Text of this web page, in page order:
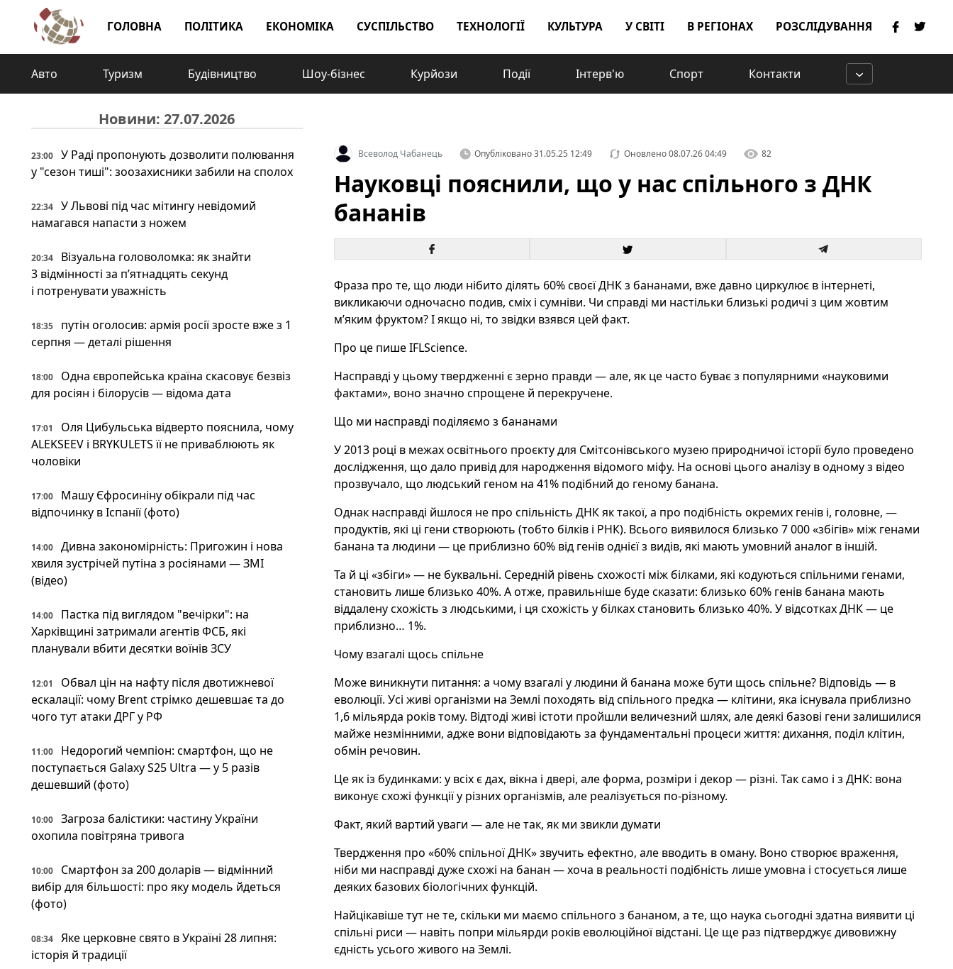
ГОЛОВНА ПОЛІТИКА ЕКОНОМІКА СУСПІЛЬСТВО ТЕХНОЛОГІЇ КУЛЬТУРА У СВІТІ В РЕГІОНАХ РОЗСЛІДУВАННЯ
Авто Туризм Будівництво Шоу-бізнес Курйози Події Інтерв'ю Спорт Контакти
Новини: 27.07.2026
23:00
У Раді пропонують дозволити полювання
у "сезон тиші": зоозахисники забили на сполох
22:34
У Львові під час мітингу невідомий
намагався напасти з ножем
20:34
Візуальна головоломка: як знайти
3 відмінності за п’ятнадцять секунд
і потренувати уважність
18:35
путін оголосив: армія росії зросте вже з 1
серпня — деталі рішення
18:00
Одна європейська країна скасовує безвіз
для росіян і білорусів — відома дата
17:01
Оля Цибульська відверто пояснила, чому
ALEKSEEV і BRYKULETS її не приваблюють як
чоловіки
17:00
Машу Єфросиніну обікрали під час
відпочинку в Іспанії (фото)
14:00
Дивна закономірність: Пригожин і нова
хвиля зустрічей путіна з росіянами — ЗМІ
(відео)
14:00
Пастка під виглядом "вечірки": на
Харківщині затримали агентів ФСБ, які
планували вбити десятки воїнів ЗСУ
12:01
Обвал цін на нафту після двотижневої
ескалації: чому Brent стрімко дешевшає та до
чого тут атаки ДРГ у РФ
11:00
Недорогий чемпіон: смартфон, що не
поступається Galaxy S25 Ultra — у 5 разів
дешевший (фото)
10:00
Загроза балістики: частину України
охопила повітряна тривога
10:00
Смартфон за 200 доларів — відмінний
вибір для більшості: про яку модель йдеться
(фото)
08:34
Яке церковне свято в Україні 28 липня:
історія й традиції
Всеволод Чабанець Опубліковано31.05.25 12:49 Оновлено08.07.26 04:49 82
Науковці пояснили, що у нас спільного з ДНК
бананів
Фраза про те, що люди нібито ділять 60% своєї ДНК з бананами, вже давно циркулює в інтернеті,
викликаючи одночасно подив, сміх і сумніви. Чи справді ми настільки близькі родичі з цим жовтим
м’яким фруктом? І якщо ні, то звідки взявся цей факт.
Про це пише IFLScience.
Насправді у цьому твердженні є зерно правди — але, як це часто буває з популярними «науковими
фактами», воно значно спрощене й перекручене.
Що ми насправді поділяємо з бананами
У 2013 році в межах освітнього проєкту для Смітсонівського музею природничої історії було проведено
дослідження, що дало привід для народження відомого міфу. На основі цього аналізу в одному з відео
прозвучало, що людський геном на 41% подібний до геному банана.
Однак насправді йшлося не про спільність ДНК як такої, а про подібність окремих генів і, головне, —
продуктів, які ці гени створюють (тобто білків і РНК). Всього виявилося близько 7 000 «збігів» між генами
банана та людини — це приблизно 60% від генів однієї з видів, які мають умовний аналог в іншій.
Та й ці «збіги» — не буквальні. Середній рівень схожості між білками, які кодуються спільними генами,
становить лише близько 40%. А отже, правильніше буде сказати: близько 60% генів банана мають
віддалену схожість з людськими, і ця схожість у білках становить близько 40%. У відсотках ДНК — це
приблизно… 1%.
Чому взагалі щось спільне
Може виникнути питання: а чому взагалі у людини й банана може бути щось спільне? Відповідь — в
еволюції. Усі живі організми на Землі походять від спільного предка — клітини, яка існувала приблизно
1,6 мільярда років тому. Відтоді живі істоти пройшли величезний шлях, але деякі базові гени залишилися
майже незмінними, адже вони відповідають за фундаментальні процеси життя: дихання, поділ клітин,
обмін речовин.
Це як із будинками: у всіх є дах, вікна і двері, але форма, розміри і декор — різні. Так само і з ДНК: вона
виконує схожі функції у різних організмів, але реалізується по-різному.
Факт, який вартий уваги — але не так, як ми звикли думати
Твердження про «60% спільної ДНК» звучить ефектно, але вводить в оману. Воно створює враження,
ніби ми насправді дуже схожі на банан — хоча в реальності подібність лише умовна і стосується лише
деяких базових біологічних функцій.
Найцікавіше тут не те, скільки ми маємо спільного з бананом, а те, що наука сьогодні здатна виявити ці
спільні риси — навіть попри мільярди років еволюційної відстані. Це ще раз підтверджує дивовижну
єдність усього живого на Землі.